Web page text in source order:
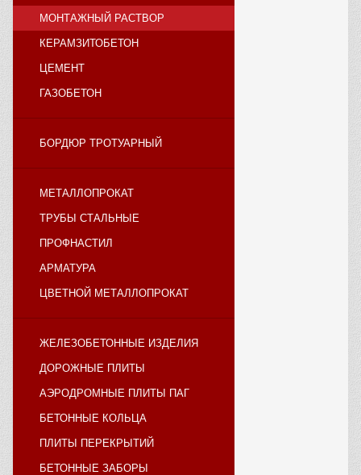
МОНТАЖНЫЙ РАСТВОР
КЕРАМЗИТОБЕТОН
ЦЕМЕНТ
ГАЗОБЕТОН
БОРДЮР ТРОТУАРНЫЙ
МЕТАЛЛОПРОКАТ
ТРУБЫ СТАЛЬНЫЕ
ПРОФНАСТИЛ
АРМАТУРА
ЦВЕТНОЙ МЕТАЛЛОПРОКАТ
ЖЕЛЕЗОБЕТОННЫЕ ИЗДЕЛИЯ
ДОРОЖНЫЕ ПЛИТЫ
АЭРОДРОМНЫЕ ПЛИТЫ ПАГ
БЕТОННЫЕ КОЛЬЦА
ПЛИТЫ ПЕРЕКРЫТИЙ
БЕТОННЫЕ ЗАБОРЫ